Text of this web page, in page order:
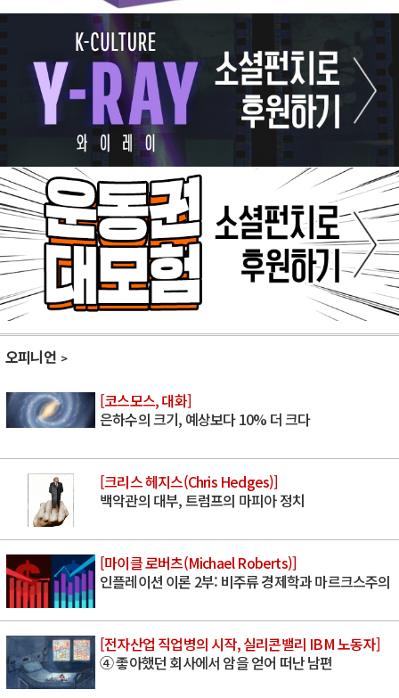
오피니언
[코스모스, 대화]
은하수의 크기, 예상보다 10% 더 크다
[크리스 헤지스(Chris Hedges)]
백악관의 대부, 트럼프의 마피아 정치
[마이클 로버츠(Michael Roberts)]
인플레이션 이론 2부: 비주류 경제학과 마르크스주의
[전자산업 직업병의 시작, 실리콘밸리 IBM 노동자]
④ 좋아했던 회사에서 암을 얻어 떠난 남편